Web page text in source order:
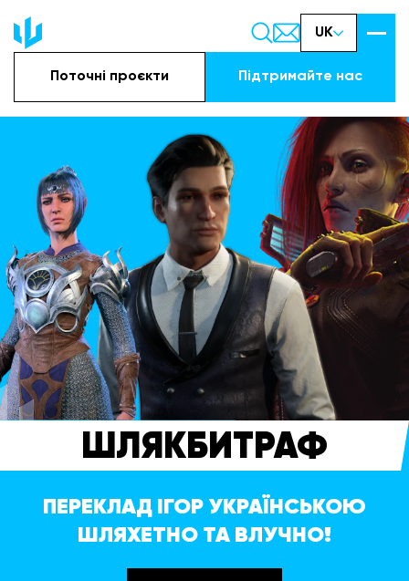
UK
Поточні проєкти Підтримайте наc
ШЛЯКБИТРАФ
ПЕРЕКЛАД ІГОР УКРАЇНСЬКОЮ
ШЛЯХЕТНО ТА ВЛУЧНО!